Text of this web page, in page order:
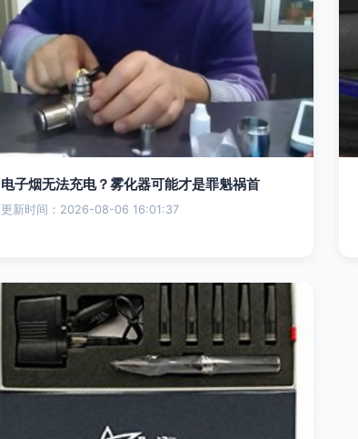
电子烟无法充电？雾化器可能才是罪魁祸首
更新时间：2026-08-06 16:01:37